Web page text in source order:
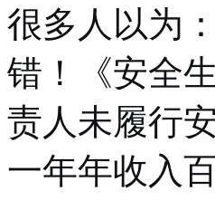
很多人以为
错！《安全
责人未履行
一年年收入